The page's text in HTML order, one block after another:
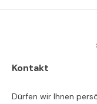
Kontakt
Dürfen wir Ihnen